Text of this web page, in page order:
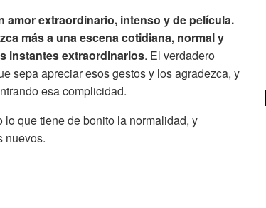
amor extraordinario, intenso y de película.
más a una escena cotidiana, normal y
instantes extraordinarios. El verdadero
sepa apreciar esos gestos y los agradezca, y
esa complicidad.
que tiene de bonito la normalidad, y
nuevos.